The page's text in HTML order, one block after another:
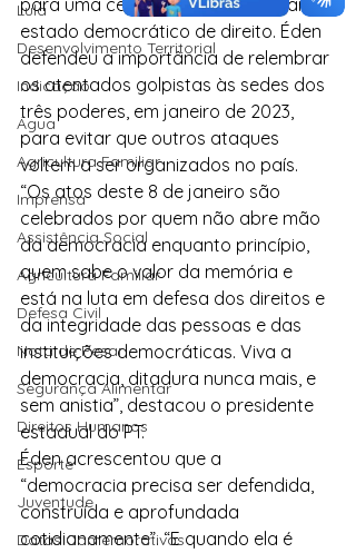
Lula
Desenvolvimento Territorial
Indicação
Água
Agricultura Familiar
Imprensa
Assistência Social
Agricultura Familiar
Defesa Civil
Nota de Pesar
Segurança Alimentar
Direitos Humanos
Esporte
Juventude
Datas Comemorativas
para uma cerimônia para celebrar o
estado democrático de direito. Éden
defendeu a importância de relembrar
os atentados golpistas às sedes dos
três poderes, em janeiro de 2023,
para evitar que outros ataques
voltem a ser organizados no país.
“Os atos deste 8 de janeiro são
celebrados por quem não abre mão
da democracia enquanto princípio,
quem sabe o valor da memória e
está na luta em defesa dos direitos e
da integridade das pessoas e das
instituições democráticas. Viva a
democracia, ditadura nunca mais, e
sem anistia”, destacou o presidente
estadual do PT.
Éden acrescentou que a
“democracia precisa ser defendida,
construída e aprofundada
cotidianamente”. “E quando ela é